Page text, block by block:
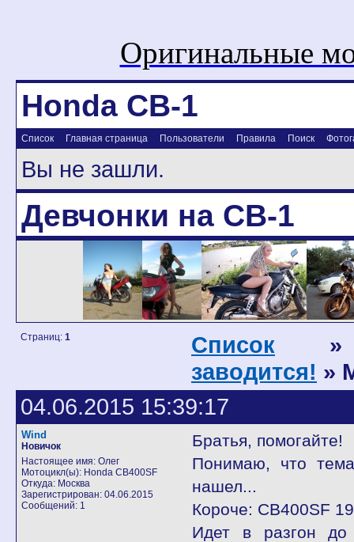
Оригинальные
Honda CB-1
Список Главная страница Пользователи Правила Поиск
Вы не зашли.
Девчонки на CB-1
Страниц: 1 Список
заводится! »
04.06.2015 15:39:17
Wind
Новичок
Настоящее имя: Олег
Мотоцикл(ы): Honda CB400SF
Откуда: Москва
Зарегистрирован: 04.06.2015
Сообщений: 1
Братья, помогайте!
Понимаю, что
нашел...
Короче: CB400SF
Идет в разгон до